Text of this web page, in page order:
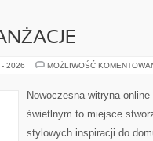
2026 MOŻLIWOŚĆ
Nowoczesna witryna
świetlnym to miejsce
stylowych inspiracji do